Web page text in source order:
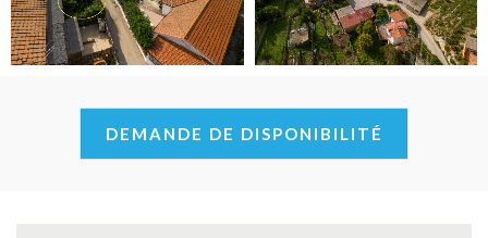
Next
DEMANDE DE DISPONIBILITÉ